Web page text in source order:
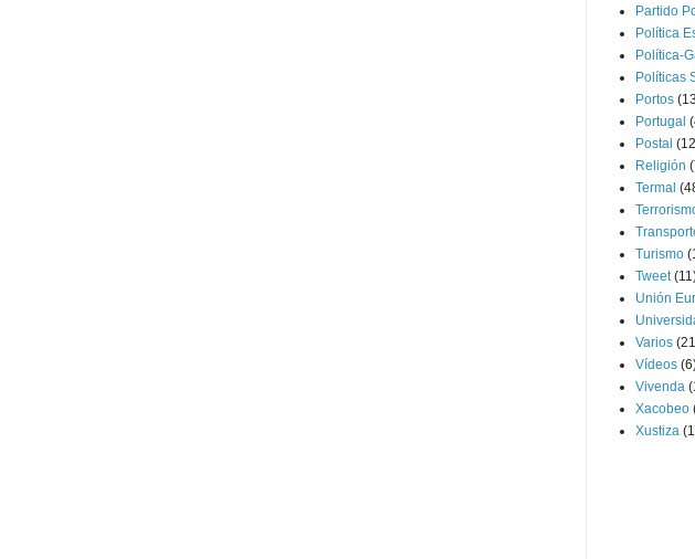
Partido
Política
Política-
Políticas
Portos
Portugal
Postal
Religión
Termal
Turismo
Tweet
Unión
Varios
Vídeos
Vivenda
Xacobeo
Xustiza